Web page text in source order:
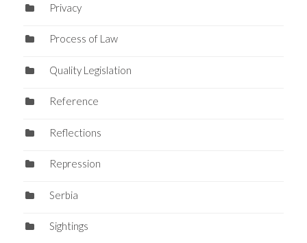
Privacy
Process of Law
Quality Legislation
Reference
Reflections
Repression
Serbia
Sightings